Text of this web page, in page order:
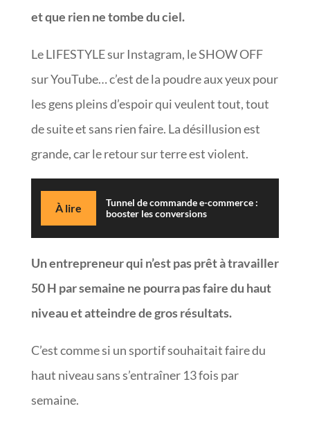
et que rien ne tombe du ciel.
Le LIFESTYLE sur Instagram, le SHOW OFF
sur YouTube… c’est de la poudre aux yeux pour
les gens pleins d’espoir qui veulent tout, tout
de suite et sans rien faire. La désillusion est
grande, car le retour sur terre est violent.
À lire
Tunnel de commande e-commerce :
booster les conversions
Un entrepreneur qui n’est pas prêt à travailler
50 H par semaine ne pourra pas faire du haut
niveau et atteindre de gros résultats.
C’est comme si un sportif souhaitait faire du
haut niveau sans s’entraîner 13 fois par
semaine.